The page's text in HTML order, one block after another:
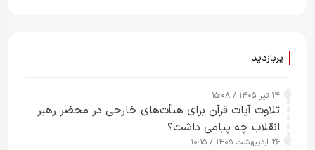
پربازدید
۱۴ تیر ۱۴۰۵ / ۱۵:۰۸
تلاوت آیات قرآن برای هیأت‌های خارجی در محضر رهبر
انقلاب چه پیامی داشت؟
۲۶ اردیبهشت ۱۴۰۵ / ۱۰:۱۵